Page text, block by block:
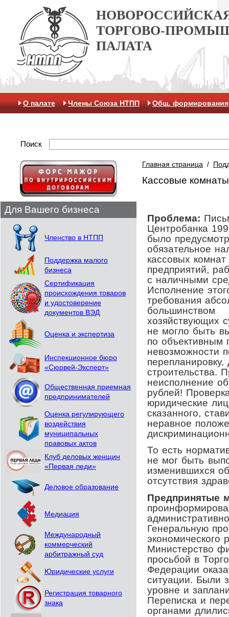
ТОРГОВО-
ПАЛАТА
О палате Члены Союза НТПП Общ. формирования
Поиск
Для Вашего бизнеса
Членство в НТПП
Поддержка малого
бизнеса
Сертификация
происхождения товаров
и удостоверение
документов ВЭД
Оценка и экспертиза
Инспекционное бюро
«Сюрвей-Эксперт»
Общественная приемная
предпринимателей
Оценка регулирующего
воздействия
муниципальных
правовых актов
Клуб деловых женщин
«Первая леди»
Деловое образование
Медиация
Международный
коммерческий
арбитражный суд
Юридические услуги
Регистрация товарного
знака
Главная страница /
Кассовые
Проблема:
Центробанка
было
обязательное
кассовых
предприятий,
с наличными
Исполнение
требования
большинством
хозяйствующих
не могло быть
по объективным
невозможности
строительства.
неисполнение
рублей!
юридические
сказанного,
неравное
То есть
не мог быть
изменившихся
отсутствия
Предпринятые
Генеральную
экономического
Министерство
просьбой в
Федерации
ситуации. Были
уровне и
Переписка и
органами